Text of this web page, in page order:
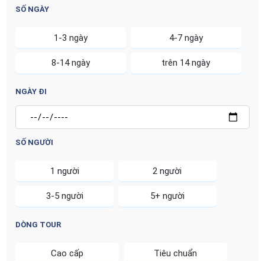
SỐ NGÀY
1-3 ngày 4-7 ngày
8-14 ngày trên 14 ngày
NGÀY ĐI
SỐ NGƯỜI
1 người 2 người
3-5 người 5+ người
DÒNG TOUR
Cao cấp Tiêu chuẩn